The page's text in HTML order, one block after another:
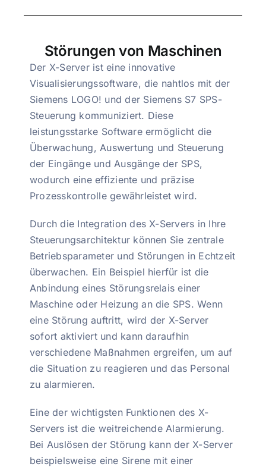
Störungen von Maschinen
Der X-Server ist eine innovative
Visualisierungssoftware, die nahtlos mit der
Siemens LOGO! und der Siemens S7 SPS-
Steuerung kommuniziert. Diese
leistungsstarke Software ermöglicht die
Überwachung, Auswertung und Steuerung
der Eingänge und Ausgänge der SPS,
wodurch eine effiziente und präzise
Prozesskontrolle gewährleistet wird.
Durch die Integration des X-Servers in Ihre
Steuerungsarchitektur können Sie zentrale
Betriebsparameter und Störungen in Echtzeit
überwachen. Ein Beispiel hierfür ist die
Anbindung eines Störungsrelais einer
Maschine oder Heizung an die SPS. Wenn
eine Störung auftritt, wird der X-Server
sofort aktiviert und kann daraufhin
verschiedene Maßnahmen ergreifen, um auf
die Situation zu reagieren und das Personal
zu alarmieren.
Eine der wichtigsten Funktionen des X-
Servers ist die weitreichende Alarmierung.
Bei Auslösen der Störung kann der X-Server
beispielsweise eine Sirene mit einer